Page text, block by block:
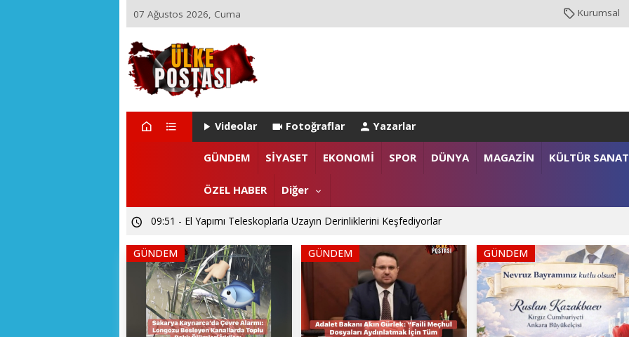
07 Ağustos 2026, Cuma Kurumsal
Videolar Fotoğraflar Yazarlar
GÜNDEM SİYASET EKONOMİ SPOR DÜNYA MAGAZİN KÜLTÜR SANAT
ÖZEL HABER Diğer
21:17 - Ülke Postası’ndan Sağlık Bakanlığı’na Üst Düzey Ziyaret
14:26 - Akarslanlar Tur’dan şehit ve gazi ailelerine anlamlı destek
09:51 - El Yapımı Teleskoplarla Uzayın Derinliklerini Keşfediyorlar
GÜNDEM GÜNDEM GÜNDEM